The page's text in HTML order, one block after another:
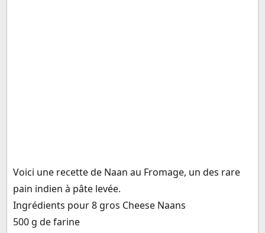
Voici une recette de Naan au Fromage, un des rare
pain indien à pâte levée.
Ingrédients pour 8 gros Cheese Naans
500 g de farine